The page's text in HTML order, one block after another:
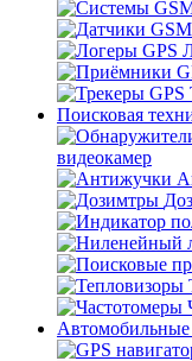
Поисковая
видеокамер